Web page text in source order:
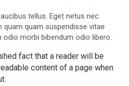
tellus. Eget netus nec
quam quam suspendisse vitae
morbi bibendum odio libero.
fact that a reader will be
content of a page when